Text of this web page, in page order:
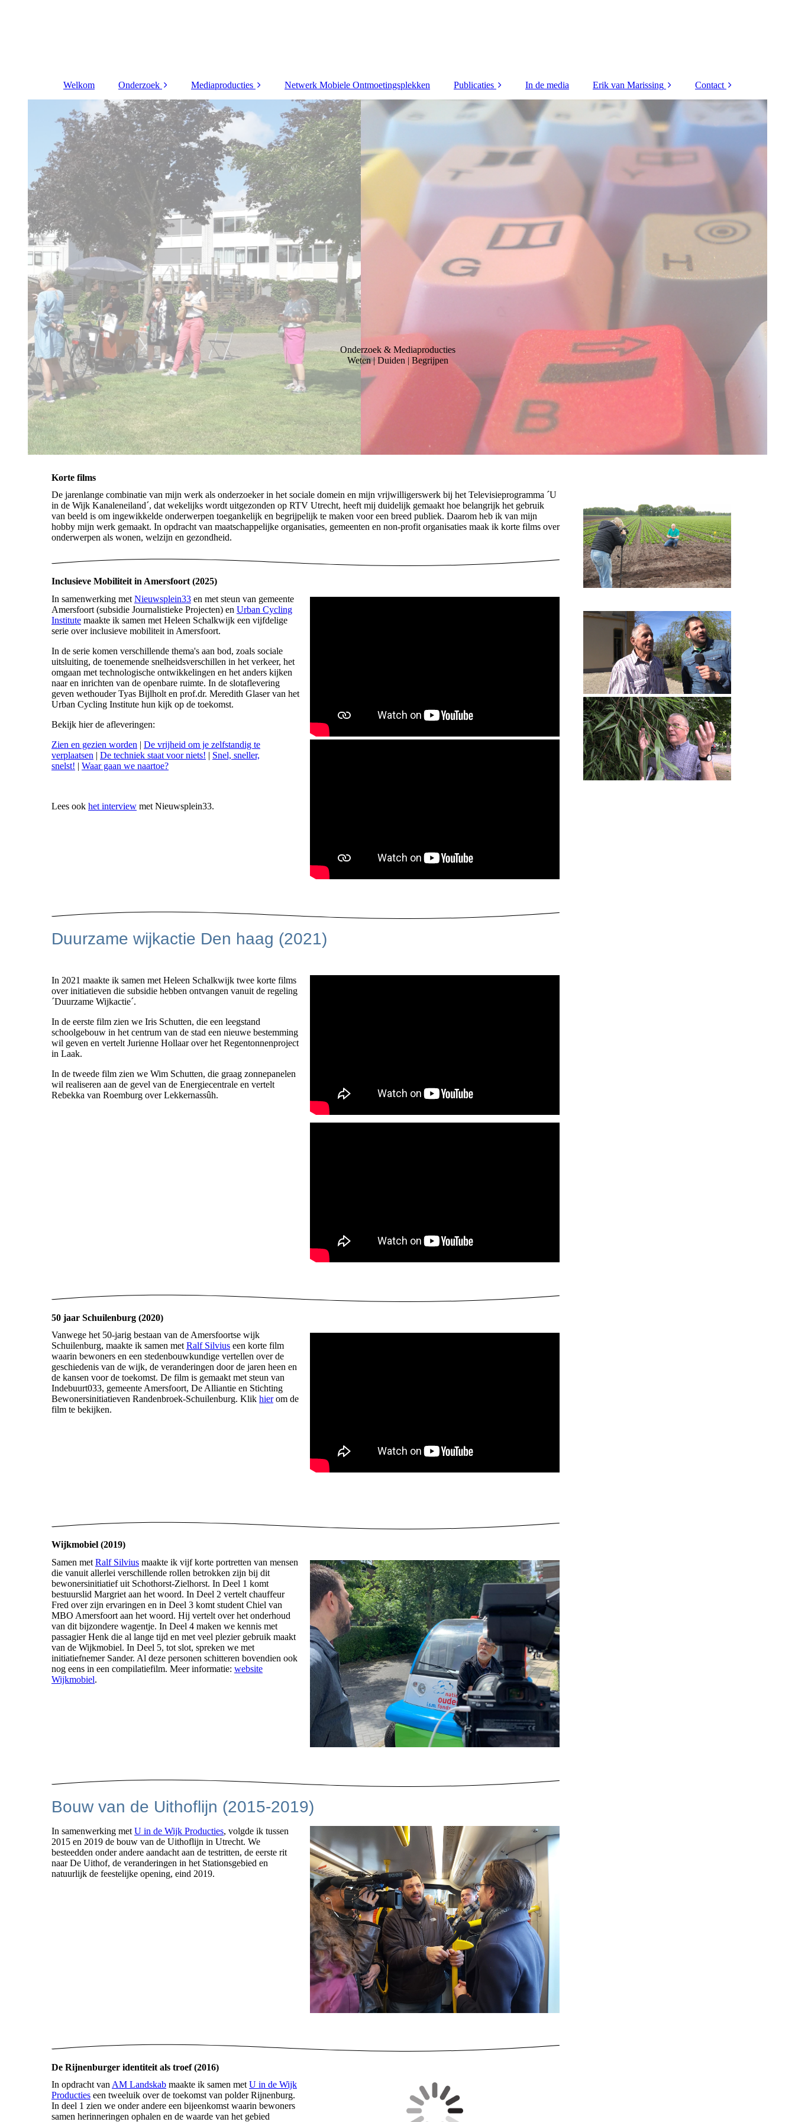
Welkom Onderzoek
Beleidsonderzoek
Boekbesprekingen
Gastlessen en
lezingen
Werkbijeenkomsten
Mediaproducties
Korte films
Documentaires
Journalistieke
verhalen
Netwerk Mobiele Ontmoetingsplekken Publicaties
Congrespapers
Proefschrift
In de media Erik van Marissing
Klanten
Nevenactvititeiten
Onderzoekers-
collectief
Samenwerkings-
Contact
Onderzoek & Mediaproducties
Weten | Duiden | Begrijpen
Korte films
De jarenlange combinatie van mijn werk als onderzoeker in het sociale domein en mijn vrijwilligerswerk bij het Televisieprogramma ´U
in de Wijk Kanaleneiland´, dat wekelijks wordt uitgezonden op RTV Utrecht, heeft mij duidelijk gemaakt hoe belangrijk het gebruik
van beeld is om ingewikkelde onderwerpen toegankelijk en begrijpelijk te maken voor een breed publiek. Daarom heb ik van mijn
hobby mijn werk gemaakt. In opdracht van maatschappelijke organisaties, gemeenten en non-profit organisaties maak ik korte films over
onderwerpen als wonen, welzijn en gezondheid.
Inclusieve Mobiliteit in Amersfoort (2025)
In samenwerking met Nieuwsplein33 en met steun van gemeente
Amersfoort (subsidie Journalistieke Projecten) en Urban Cycling
Institute maakte ik samen met Heleen Schalkwijk een vijfdelige
serie over inclusieve mobiliteit in Amersfoort.
In de serie komen verschillende thema's aan bod, zoals sociale
uitsluiting, de toenemende snelheidsverschillen in het verkeer, het
omgaan met technologische ontwikkelingen en het anders kijken
naar en inrichten van de openbare ruimte. In de slotaflevering
geven wethouder Tyas Bijlholt en prof.dr. Meredith Glaser van het
Urban Cycling Institute hun kijk op de toekomst.
Bekijk hier de afleveringen:
Zien en gezien worden | De vrijheid om je zelfstandig te
verplaatsen | De techniek staat voor niets! | Snel, sneller,
snelst! | Waar gaan we naartoe?
Lees ook het interview met Nieuwsplein33.
Duurzame wijkactie Den haag (2021)
In 2021 maakte ik samen met Heleen Schalkwijk twee korte films
over initiatieven die subsidie hebben ontvangen vanuit de regeling
´Duurzame Wijkactie´.
In de eerste film zien we Iris Schutten, die een leegstand
schoolgebouw in het centrum van de stad een nieuwe bestemming
wil geven en vertelt Jurienne Hollaar over het Regentonnenproject
in Laak.
In de tweede film zien we Wim Schutten, die graag zonnepanelen
wil realiseren aan de gevel van de Energiecentrale en vertelt
Rebekka van Roemburg over Lekkernassûh.
50 jaar Schuilenburg (2020)
Vanwege het 50-jarig bestaan van de Amersfoortse wijk
Schuilenburg, maakte ik samen met Ralf Silvius een korte film
waarin bewoners en een stedenbouwkundige vertellen over de
geschiedenis van de wijk, de veranderingen door de jaren heen en
de kansen voor de toekomst. De film is gemaakt met steun van
Indebuurt033, gemeente Amersfoort, De Alliantie en Stichting
Bewonersinitiatieven Randenbroek-Schuilenburg. Klik hierom de
film te bekijken.
Wijkmobiel (2019)
Samen met Ralf Silvius maakte ik vijf korte portretten van mensen
die vanuit allerlei verschillende rollen betrokken zijn bij dit
bewonersinitiatief uit Schothorst-Zielhorst. In Deel 1 komt
bestuurslid Margriet aan het woord. In Deel 2 vertelt chauffeur
Fred over zijn ervaringen en in Deel 3 komt student Chiel van
MBO Amersfoort aan het woord. Hij vertelt over het onderhoud
van dit bijzondere wagentje. In Deel 4 maken we kennis met
passagier Henk die al lange tijd en met veel plezier gebruik maakt
van de Wijkmobiel. In Deel 5, tot slot, spreken we met
initiatiefnemer Sander. Al deze personen schitteren bovendien ook
nog eens in een compilatiefilm. Meer informatie: website
Wijkmobiel.
Bouw van de Uithoflijn (2015-2019)
In samenwerking met U in de Wijk Producties, volgde ik tussen
2015 en 2019 de bouw van de Uithoflijn in Utrecht. We
besteedden onder andere aandacht aan de testritten, de eerste rit
naar De Uithof, de veranderingen in het Stationsgebied en
natuurlijk de feestelijke opening, eind 2019.
De Rijnenburger identiteit als troef (2016)
In opdracht van AM Landskab maakte ik samen met U in de Wijk
Producties een tweeluik over de toekomst van polder Rijnenburg.
In deel 1 zien we onder andere een bijeenkomst waarin bewoners
samen herinneringen ophalen en de waarde van het gebied